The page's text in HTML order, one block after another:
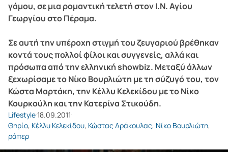
γάμου, σε μια ρομαντική τελετή στον Ι.Ν. Αγίου
Γεωργίου στο Πέραμα.
Σε αυτή την υπέροχη στιγμή του ζευγαριού βρέθηκαν
κοντά τους πολλοί φίλοι και συγγενείς, αλλά και
πρόσωπα από την ελληνική showbiz. Μεταξύ άλλων
ξεχωρίσαμε το Νίκο Βουρλιώτη με τη σύζυγό του, τον
Κώστα Μαρτάκη, την Κέλλυ Κελεκίδου με το Νίκο
Κουρκούλη και την Κατερίνα Στικούδη.
Lifestyle18.09.2011
Θηρίο, Κέλλυ Κελεκίδου, Κώστας Δράκουλας, Νίκο Βουρλιώτη,
ράπερ